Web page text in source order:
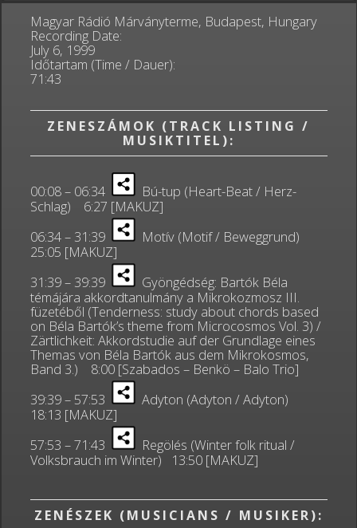
Magyar Rádió Márványterme, Budapest, Hungary
Recording Date:
July 6, 1999
Időtartam (Time / Dauer):
71:43
ZENESZÁMOK (TRACK LISTING /
MUSIKTITEL):
00:08 – 06:34
Bú-tup (Heart-Beat / Herz-
Schlag) 6:27 [MAKUZ]
06:34 – 31:39
Motív (Motif / Beweggrund)
25:05 [MAKUZ]
31:39 – 39:39
Gyöngédség: Bartók Béla
témájára akkordtanulmány a Mikrokozmosz III.
füzetéből (Tenderness: study about chords based
on Béla Bartók’s theme from Microcosmos Vol. 3) /
Zärtlichkeit: Akkordstudie auf der Grundlage eines
Themas von Béla Bartók aus dem Mikrokosmos,
Band 3.) 8:00 [Szabados – Benkö – Balo Trio]
39:39 – 57:53
Adyton (Adyton / Adyton)
18:13 [MAKUZ]
57:53 – 71:43
Regölés (Winter folk ritual /
Volksbrauch im Winter) 13:50 [MAKUZ]
ZENÉSZEK (MUSICIANS / MUSIKER):